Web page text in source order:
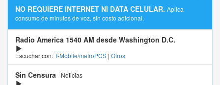
NO REQUIERE INTERNET NI DATA CELULAR. Aplica
consumo de minutos de voz, sin costo adicional.
Radio America 1540 AM desde Washington D.C.
Escuchar con:T-Mobile/metroPCS | Otros
Sin Censura
Noticias